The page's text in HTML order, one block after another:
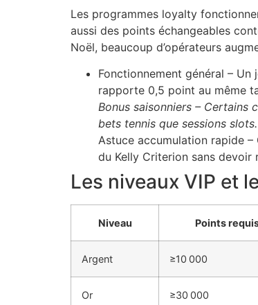
Les programmes loyalty
aussi des points échangeables
Noël, beaucoup d’opérateurs
Fonctionnement général –
rapporte 0,5 point au même
Bonus saisonniers –
bets tennis que sessions slots.
Astuce accumulation rapide
du Kelly Criterion sans
Les niveaux VIP et
Niveau Points
Argent ≥10 000
Or ≥30 000